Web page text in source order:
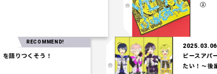
りつくそう！
RECOMMEND!
2025.03.06
ピースアパート
たい！～後編～